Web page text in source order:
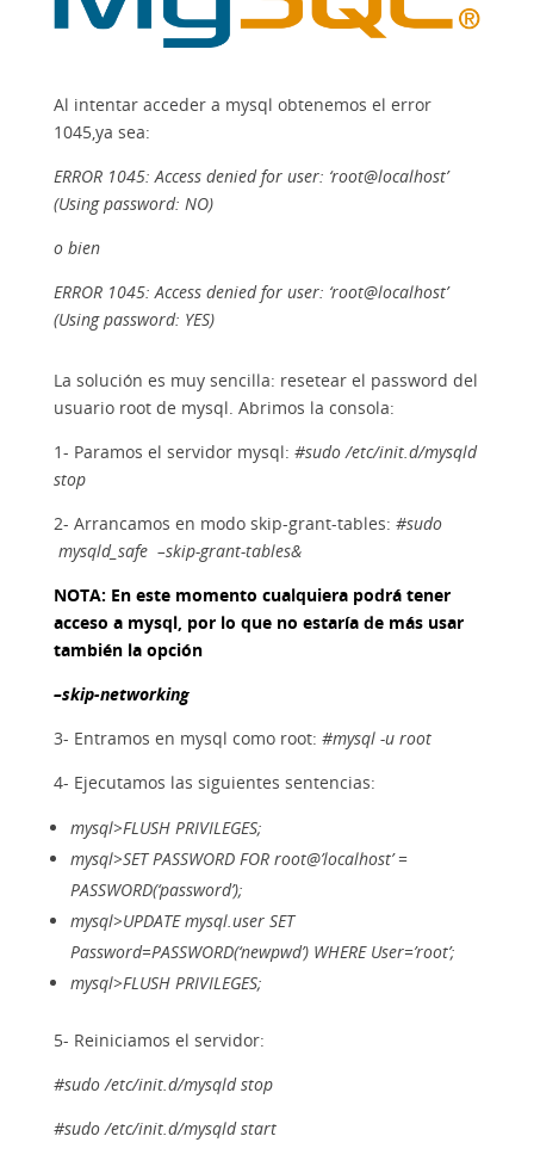
Al intentar acceder a mysql obtenemos el error
1045,ya sea:
ERROR 1045: Access denied for user: ‘root@localhost’
(Using password: NO)
o bien
ERROR 1045: Access denied for user: ‘root@localhost’
(Using password: YES)
La solución es muy sencilla: resetear el password del
usuario root de mysql. Abrimos la consola:
1- Paramos el servidor mysql: #sudo /etc/init.d/mysqld
stop
2- Arrancamos en modo skip-grant-tables: #sudo
mysqld_safe –skip-grant-tables&
NOTA: En este momento cualquiera podrá tener
acceso a mysql, por lo que no estaría de más usar
también la opción
–skip-networking
3- Entramos en mysql como root: #mysql -u root
4- Ejecutamos las siguientes sentencias:
mysql>FLUSH PRIVILEGES;
mysql>SET PASSWORD FOR root@’localhost’ =
PASSWORD(‘password’);
mysql>UPDATE mysql.user SET
Password=PASSWORD(‘newpwd’) WHERE User=’root’;
mysql>FLUSH PRIVILEGES;
5- Reiniciamos el servidor:
#sudo /etc/init.d/mysqld stop
#sudo /etc/init.d/mysqld start